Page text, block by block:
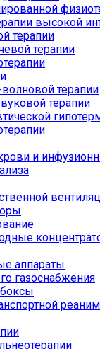
высокой
терапии
терапии
терапии
терапии
и
аппараты
газоснабжения